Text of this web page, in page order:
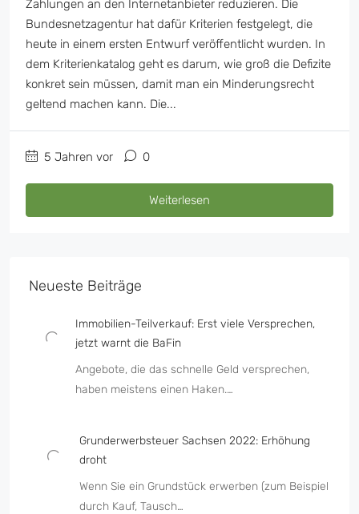
Zahlungen an den Internetanbieter reduzieren. Die
Bundesnetzagentur hat dafür Kriterien festgelegt, die
heute in einem ersten Entwurf veröffentlicht wurden. In
dem Kriterienkatalog geht es darum, wie groß die Defizite
konkret sein müssen, damit man ein Minderungsrecht
geltend machen kann. Die...
5 Jahren vor 0
Weiterlesen
Neueste Beiträge
Immobilien-Teilverkauf: Erst viele Versprechen,
jetzt warnt die BaFin
Angebote, die das schnelle Geld versprechen,
haben meistens einen Haken.…
Grunderwerbsteuer Sachsen 2022: Erhöhung
droht
Wenn Sie ein Grundstück erwerben (zum Beispiel
durch Kauf, Tausch…